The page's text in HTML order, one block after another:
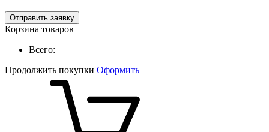
Отправить заявку
Корзина товаров
Всего:
Продолжить покупки Оформить